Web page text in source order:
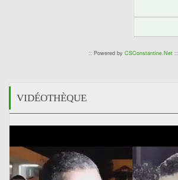
:: Powered by CSConstantine.Net::
VIDÉOTHÈQUE